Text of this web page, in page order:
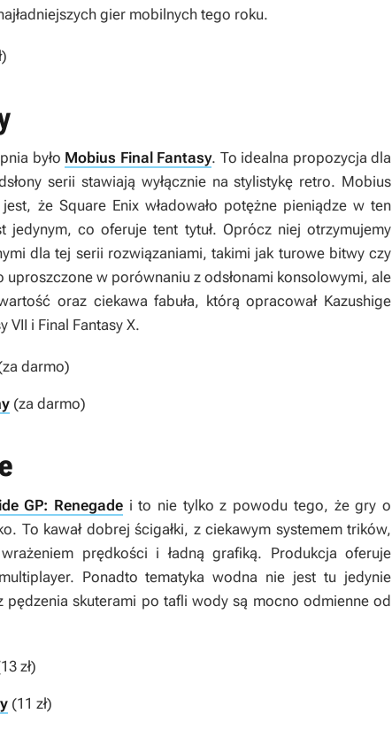
gier mobilnych tego roku.
było Mobius Final Fantasy. To idealna propozycja dla
serii stawiają wyłącznie na stylistykę retro. Mobius
że Square Enix władowało potężne pieniądze w ten
jedynym, co oferuje tent tytuł. Oprócz niej otrzymujemy
dla tej serii rozwiązaniami, takimi jak turowe bitwy czy
uproszczone w porównaniu z odsłonami konsolowymi, ale
oraz ciekawa fabuła, którą opracował Kazushige
VII i Final Fantasy X.
darmo)
(za darmo)
GP: Renegadei to nie tylko z powodu tego, że gry o
To kawał dobrej ścigałki, z ciekawym systemem trików,
prędkości i ładną grafiką. Produkcja oferuje
Ponadto tematyka wodna nie jest tu jedynie
skuterami po tafli wody są mocno odmienne od
zł)
(11 zł)